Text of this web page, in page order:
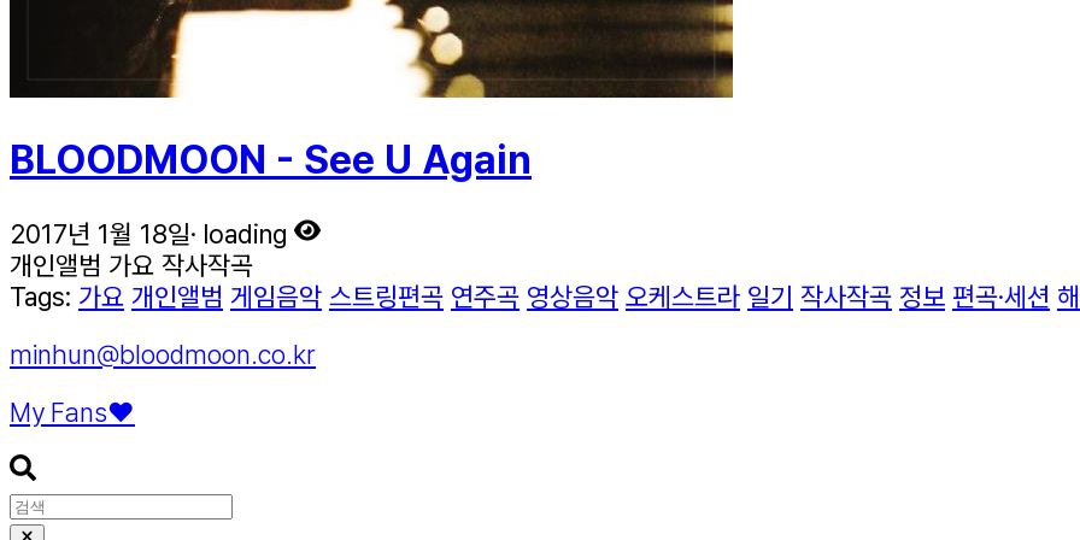
BLOODMOON - See U Again
2017년 1월 18일· loading
개인앨범 가요 작사작곡
Tags: 가요 개인앨범 게임음악 스트링편곡 연주곡 영상음악 오케스트라 일기 작사작곡 정보 편곡·세션
minhun@bloodmoon.co.kr
My Fans❤️